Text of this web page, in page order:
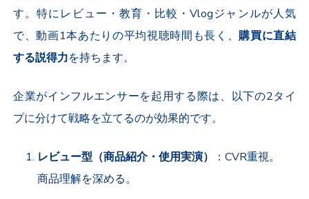
す。特にレビュー・教育・比較・Vlogジャンルが人気
で、動画1本あたりの平均視聴時間も長く、購買に直結
する説得力を持ちます。
企業がインフルエンサーを起用する際は、以下の2タイ
プに分けて戦略を立てるのが効果的です。
レビュー型（商品紹介・使用実演） ：CVR重視。
商品理解を深める。